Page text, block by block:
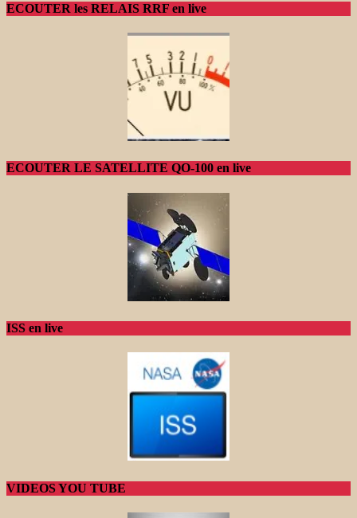
ECOUTER les RELAIS RRF en live
ECOUTER LE SATELLITE QO-100 en live
ISS en live
VIDEOS YOU TUBE